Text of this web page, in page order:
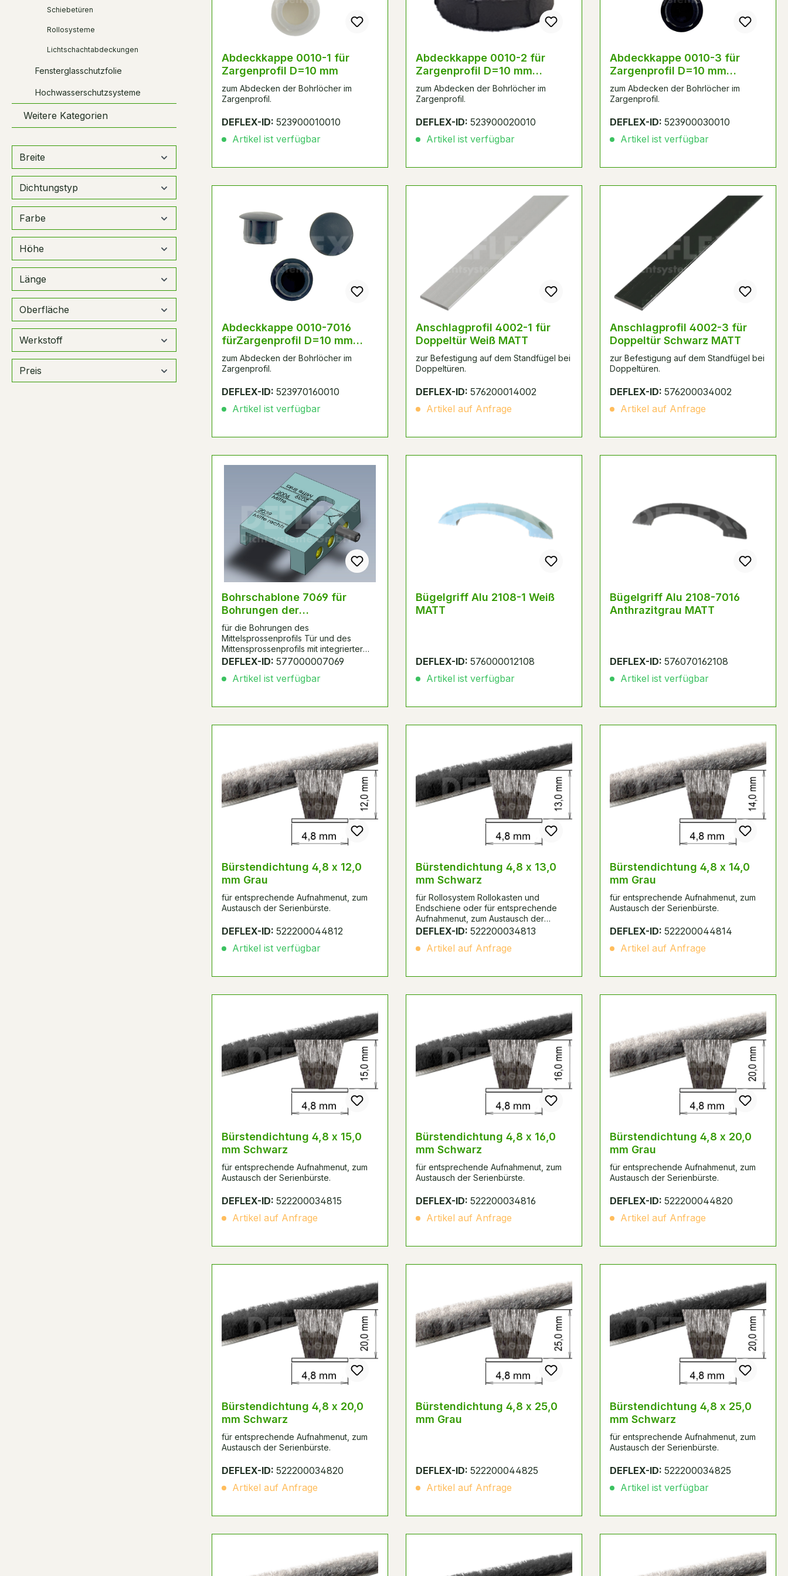
Schiebetüren
Rollosysteme
Lichtschachtabdeckungen
Fensterglasschutzfolie
Hochwasserschutzsysteme
Weitere Kategorien
Breite
Dichtungstyp
Farbe
Höhe
Länge
Oberfläche
Werkstoff
Preis
Abdeckkappe 0010-1 für
Zargenprofil D=10 mm
zum Abdecken der Bohrlöcher im
Zargenprofil.
DEFLEX-ID: 523900010010
Artikel ist verfügbar
Abdeckkappe 0010-2 für
Zargenprofil D=10 mm
Dunkelbraun
zum Abdecken der Bohrlöcher im
Zargenprofil.
DEFLEX-ID: 523900020010
Artikel ist verfügbar
Abdeckkappe 0010-3 für
Zargenprofil D=10 mm
Schwarz
zum Abdecken der Bohrlöcher im
Zargenprofil.
DEFLEX-ID: 523900030010
Artikel ist verfügbar
Abdeckkappe 0010-7016
fürZargenprofil D=10 mm
Anthrazitgrau
zum Abdecken der Bohrlöcher im
Zargenprofil.
DEFLEX-ID: 523970160010
Artikel ist verfügbar
Anschlagprofil 4002-1 für
Doppeltür Weiß MATT
zur Befestigung auf dem Standfügel bei
Doppeltüren.
DEFLEX-ID: 576200014002
Artikel auf Anfrage
Anschlagprofil 4002-3 für
Doppeltür Schwarz MATT
zur Befestigung auf dem Standfügel bei
Doppeltüren.
DEFLEX-ID: 576200034002
Artikel auf Anfrage
Bohrschablone 7069 für
Bohrungen der
Mittelsprossen 2006 und
2039 im Rahmenprofil Tür N.
für die Bohrungen des
Mittelsprossenprofils Tür und des
Mittensprossenprofils mit integrierter
Griffleiste im Rahmenprofil Tür N.
DEFLEX-ID: 577000007069
Artikel ist verfügbar
Bügelgriff Alu 2108-1 Weiß
MATT
DEFLEX-ID: 576000012108
Artikel ist verfügbar
Bügelgriff Alu 2108-7016
Anthrazitgrau MATT
DEFLEX-ID: 576070162108
Artikel ist verfügbar
Bürstendichtung 4,8 x 12,0
mm Grau
für entsprechende Aufnahmenut, zum
Austausch der Serienbürste.
DEFLEX-ID: 522200044812
Artikel ist verfügbar
Bürstendichtung 4,8 x 13,0
mm Schwarz
für Rollosystem Rollokasten und
Endschiene oder für entsprechende
Aufnahmenut, zum Austausch der
Serienbürste.
DEFLEX-ID: 522200034813
Artikel auf Anfrage
Bürstendichtung 4,8 x 14,0
mm Grau
für entsprechende Aufnahmenut, zum
Austausch der Serienbürste.
DEFLEX-ID: 522200044814
Artikel auf Anfrage
Bürstendichtung 4,8 x 15,0
mm Schwarz
für entsprechende Aufnahmenut, zum
Austausch der Serienbürste.
DEFLEX-ID: 522200034815
Artikel auf Anfrage
Bürstendichtung 4,8 x 16,0
mm Schwarz
für entsprechende Aufnahmenut, zum
Austausch der Serienbürste.
DEFLEX-ID: 522200034816
Artikel auf Anfrage
Bürstendichtung 4,8 x 20,0
mm Grau
für entsprechende Aufnahmenut, zum
Austausch der Serienbürste.
DEFLEX-ID: 522200044820
Artikel auf Anfrage
Bürstendichtung 4,8 x 20,0
mm Schwarz
für entsprechende Aufnahmenut, zum
Austausch der Serienbürste.
DEFLEX-ID: 522200034820
Artikel auf Anfrage
Bürstendichtung 4,8 x 25,0
mm Grau
DEFLEX-ID: 522200044825
Artikel auf Anfrage
Bürstendichtung 4,8 x 25,0
mm Schwarz
für entsprechende Aufnahmenut, zum
Austausch der Serienbürste.
DEFLEX-ID: 522200034825
Artikel ist verfügbar